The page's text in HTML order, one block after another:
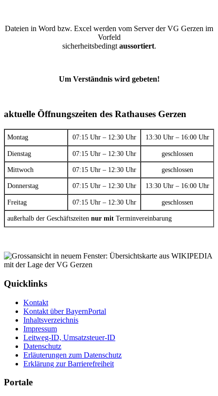
Dateien in Word bzw. Excel werden vom Server der VG Gerzen im
Vorfeld
sicherheitsbedingt aussortiert.
Um Verständnis wird gebeten!
aktuelle Öffnungszeiten des Rathauses Gerzen
Montag 07:15 Uhr – 12:30 Uhr 13:30 Uhr – 16:00 Uhr
Dienstag 07:15 Uhr – 12:30 Uhr geschlossen
Mittwoch 07:15 Uhr – 12:30 Uhr geschlossen
Donnerstag 07:15 Uhr – 12:30 Uhr 13:30 Uhr – 16:00 Uhr
Freitag 07:15 Uhr – 12:30 Uhr geschlossen
außerhalb der Geschäftszeiten nur mit Terminvereinbarung
Quicklinks
Kontakt
Kontakt über BayernPortal
Inhaltsverzeichnis
Impressum
Leitweg-ID, Umsatzsteuer-ID
Datenschutz
Erläuterungen zum Datenschutz
Erklärung zur Barrierefreiheit
Portale